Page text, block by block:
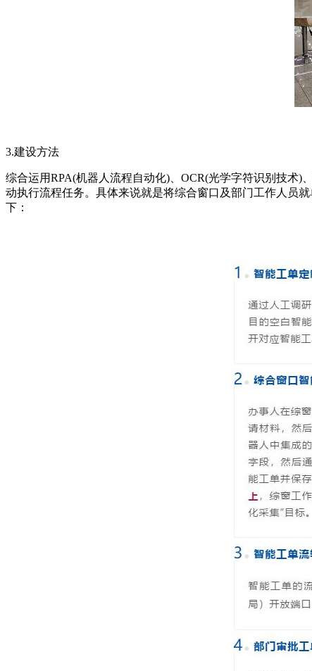
3.建设方法
综合运用RPA(机器人流程自动化)、OCR(光学字符识别技术
动执行流程任务。具体来说就是将综合窗口及部门工作人员
下：